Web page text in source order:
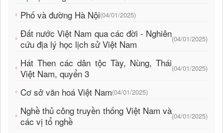
Phố và đường Hà Nội(04/01/2025)
Đất nước Việt Nam qua các đời - Nghiên
cứu địa lý học lịch sử Việt Nam
(04/01/2025)
Hát Then các dân tộc Tày, Nùng, Thái
Việt Nam, quyển 3
(04/01/2025)
Cơ sở văn hoá Việt Nam(04/01/2025)
Nghề thủ công truyền thống Việt Nam và
các vị tổ nghề
(04/01/2025)